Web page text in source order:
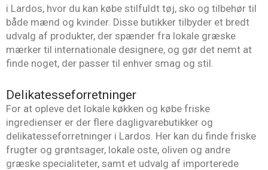
i Lardos, hvor du kan købe stilfuldt tøj, sko og tilbehør til
både mænd og kvinder. Disse butikker tilbyder et bredt
udvalg af produkter, der spænder fra lokale græske
mærker til internationale designere, og gør det nemt at
finde noget, der passer til enhver smag og stil.
Delikatesseforretninger
For at opleve det lokale køkken og købe friske
ingredienser er der flere dagligvarebutikker og
delikatesseforretninger i Lardos. Her kan du finde friske
frugter og grøntsager, lokale oste, oliven og andre
græske specialiteter, samt et udvalg af importerede